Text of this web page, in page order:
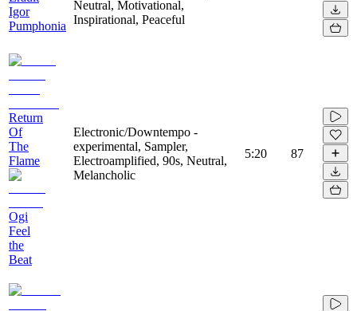
Igor
Pumphonia
Neutral, Motivational,
Inspirational, Peaceful
Return
Of
The
Flame
Ogi
Feel
the
Beat
Electronic/Downtempo -
experimental, Sampler,
Electroamplified, 90s, Neutral,
Melancholic
5:20 87